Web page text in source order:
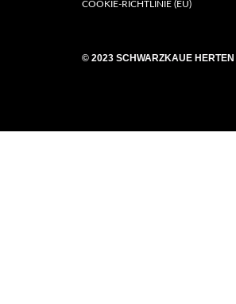
COOKIE-RICHTLINIE (EU)
© 2023 SCHWARZKAUE HERTEN